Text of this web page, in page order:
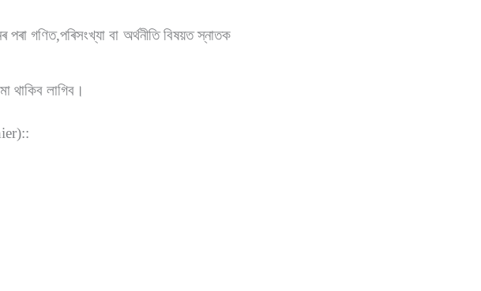
পৰা গণিত,পৰিসংখ্যা বা অৰ্থনীতি বিষয়ত স্নাতক
থাকিব লাগিব।